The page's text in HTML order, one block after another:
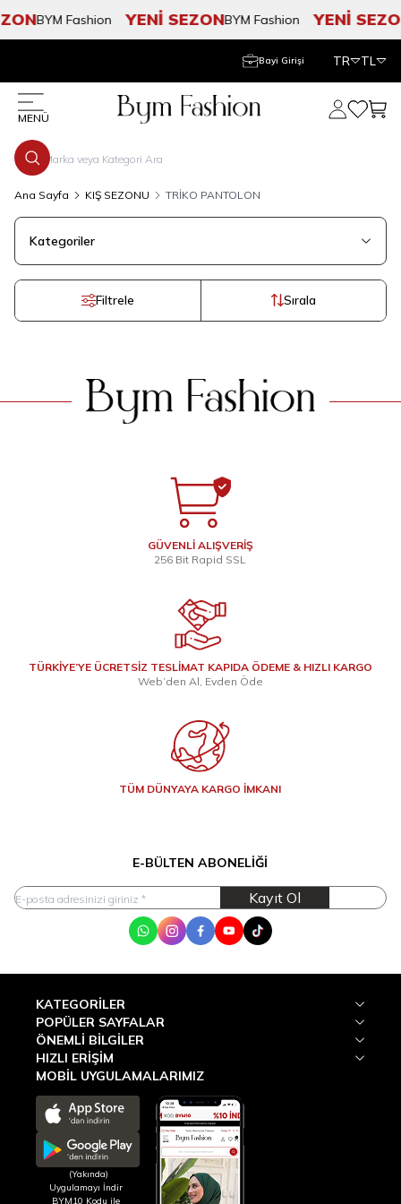
BYM Fashion YENİ SEZONBYM Fashion YENİ
Bayi Girişi TR TL
MENÜ
Hesabım
Ana Sayfa KIŞ SEZONU TRİKO PANTOLON
Kategoriler
Filtrele Sırala
GÜVENLİ ALIŞVERİŞ
256 Bit Rapid SSL
TÜRKİYE’YE ÜCRETSİZ TESLİMAT KAPIDA ÖDEME & HIZLI KARGO
Web’den Al, Evden Öde
TÜM DÜNYAYA KARGO İMKANI
E-BÜLTEN ABONELIĞI
Kayıt Ol
WhatsApp
InstagramFacebook
YoutubeTik Tok
KATEGORILER
POPÜLER SAYFALAR
ÖNEMLI BILGILER
HIZLI ERIŞIM
MOBİL UYGULAMALARIMIZ
(Yakında)
Uygulamayı İndir
BYM10 Kodu ile